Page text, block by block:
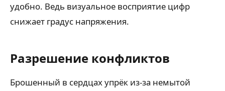
удобно. Ведь визуальное восприятие цифр
снижает градус напряжения.
Разрешение конфликтов
Брошенный в сердцах упрёк из-за немытой